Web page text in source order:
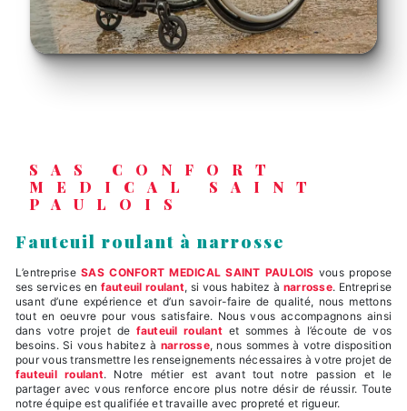
SAS CONFORT
MEDICAL SAINT
PAULOIS
fauteuil roulant à narrosse
L’entrepriseSAS CONFORT MEDICAL SAINT PAULOIS vous propose
ses services en fauteuil roulant, si vous habitez à narrosse. Entreprise
usant d’une expérience et d’un savoir-faire de qualité, nous mettons
tout en oeuvre pour vous satisfaire. Nous vous accompagnons ainsi
dans votre projet de fauteuil roulantet sommes à l’écoute de vos
besoins. Si vous habitez à narrosse, nous sommes à votre disposition
pour vous transmettre les renseignements nécessaires à votre projet de
fauteuil roulant. Notre métier est avant tout notre passion et le
partager avec vous renforce encore plus notre désir de réussir. Toute
notre équipe est qualifiée et travaille avec propreté et rigueur.